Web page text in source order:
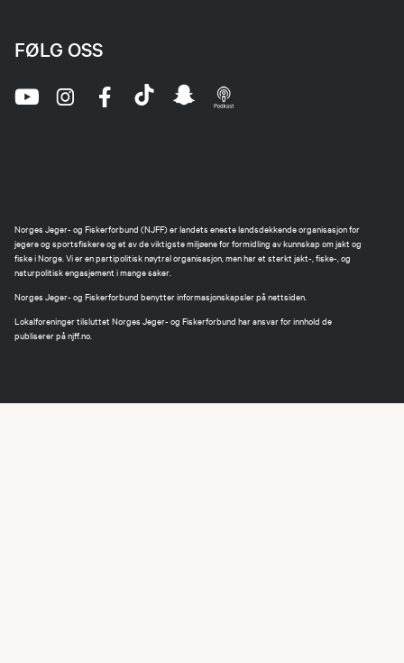
FØLG OSS
Norges Jeger- og Fiskerforbund (NJFF) er landets eneste landsdekkende organisasjon for
jegere og sportsfiskere og et av de viktigste miljøene for formidling av kunnskap om jakt og
fiske i Norge. Vi er en partipolitisk nøytral organisasjon, men har et sterkt jakt-, fiske-, og
naturpolitisk engasjement i mange saker.
Norges Jeger- og Fiskerforbund benytter informasjonskapsler på nettsiden.
Lokalforeninger tilsluttet Norges Jeger- og Fiskerforbund har ansvar for innhold de
publiserer på njff.no.